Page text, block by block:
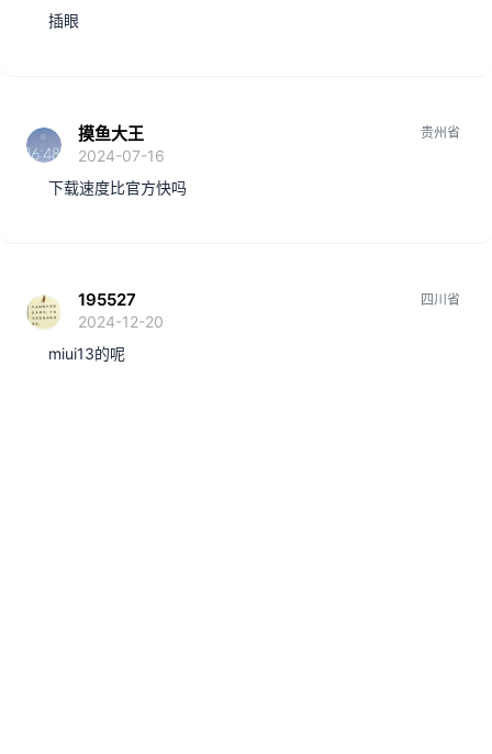
插眼
摸鱼大王
2024-07-16
贵州省
下载速度比官方快吗
195527
2024-12-20
四川省
miui13的呢